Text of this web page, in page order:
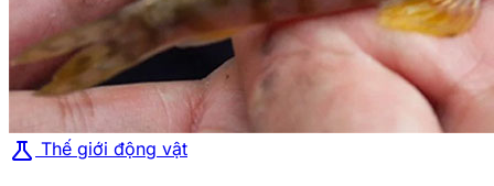
science Thế giới động vật